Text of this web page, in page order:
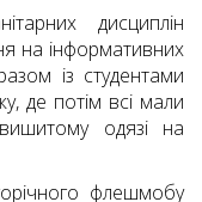
дисциплін
на інформативних
із студентами
де потім всі мали
одязі на
флешмобу